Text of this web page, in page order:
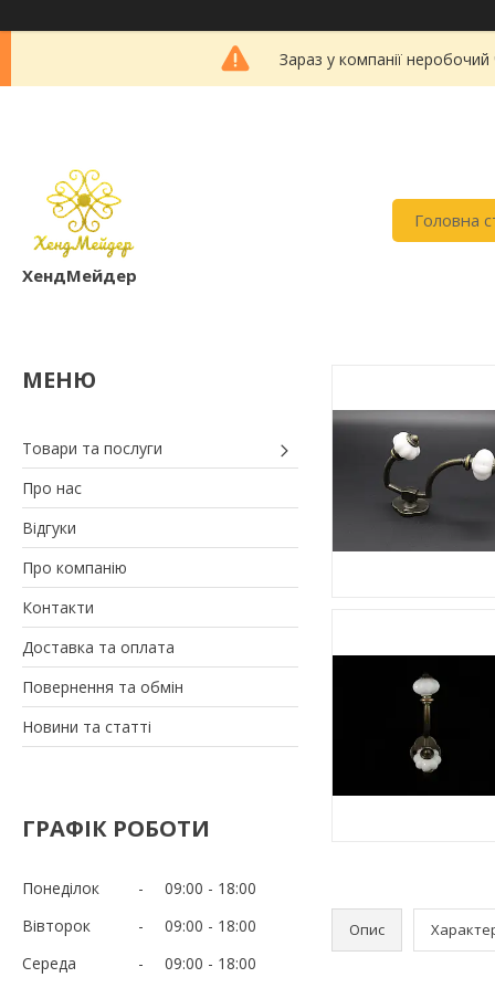
Зараз у компанії
ХендМейдер
Головна
Товари та послуги
Про нас
Відгуки
Про компанію
Контакти
Доставка та оплата
Повернення та обмін
Новини та статті
ГРАФІК РОБОТИ
Понеділок 09:00
18:00
Вівторок
09:00
18:00
Середа
09:00
18:00
Опис